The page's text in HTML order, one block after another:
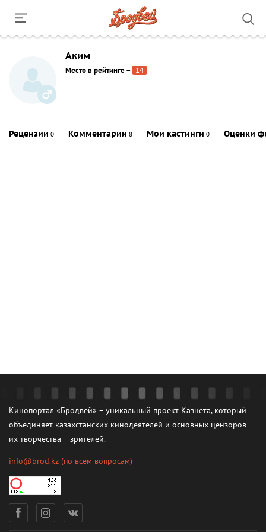
Аким
Место в рейтинге– 14
Рецензии 0 Комментарии 8 Мои кастинги 0 Оценки
Кинопортал «Бродвей» – уникальный проект Казнета, который
объединяет казахстанских кинодеятелей и основных цензоров
их творчества – зрителей.
info@brod.kz (по всем вопросам)